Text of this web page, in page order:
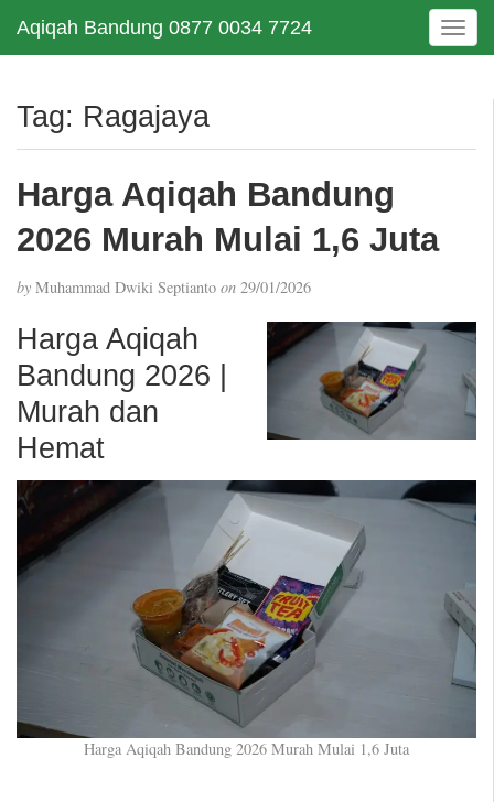
Aqiqah Bandung 0877 0034 7724
T
o
e
t
Tag: Ragajaya
Harga Aqiqah Bandung
2026 Murah Mulai 1,6 Juta
by Muhammad Dwiki Septianto on 29/01/2026
Harga Aqiqah
Bandung 2026 |
Murah dan
Hemat
Harga Aqiqah Bandung 2026 Murah Mulai 1,6 Juta